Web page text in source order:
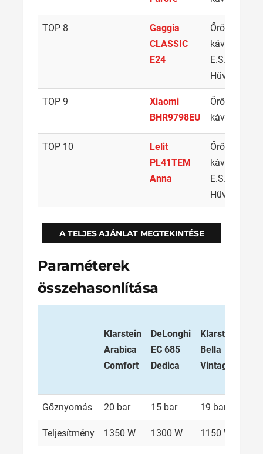
TOP 8
Gaggia
CLASSIC
E24
Őrölt
kávé /
E.S.E.
Hüvelyek
TOP 9
Xiaomi
BHR9798EU
Őrölt
kávé
TOP 10
Lelit
PL41TEM
Anna
Őrölt
kávé /
E.S.E.
Hüvelyek
A TELJES AJÁNLAT MEGTEKINTÉSE
Paraméterek
összehasonlítása
Klarstein
Arabica
Comfort
DeLonghi
EC 685
Dedica
Klarstein
Bella
Vintage
Gőznyomás 20 bar 15 bar 19 bar
Teljesítmény 1350 W 1300 W 1150 W